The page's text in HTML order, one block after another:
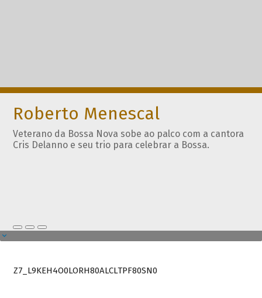
Roberto Menescal
Veterano da Bossa Nova sobe ao palco com a cantora
Cris Delanno e seu trio para celebrar a Bossa.
Z7_L9KEH4O0LORH80ALCLTPF80SN0